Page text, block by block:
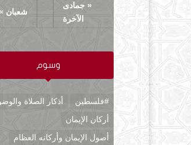
« جمادى
الآخرة
شعبان
وسوم
#فلسطين
أذكار الصلاة
أركان الإيمان
أصول الإيمان وأركانه العظام